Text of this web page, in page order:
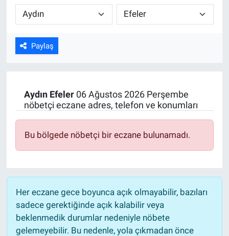
Paylaş
Aydın Efeler06 Ağustos 2026 Perşembe
nöbetçi eczane adres, telefon ve konumları
Bu bölgede nöbetçi bir eczane bulunamadı.
Her eczane gece boyunca açık olmayabilir, bazıları
sadece gerektiğinde açık kalabilir veya
beklenmedik durumlar nedeniyle nöbete
gelemeyebilir. Bu nedenle, yola çıkmadan önce
Kültür Sanat
Bilim ve Teknoloji